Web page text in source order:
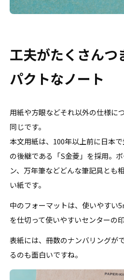
工夫がたくさんつ
パクトなノート
用紙や方眼などそれ以外の仕様に
同じです。
本文用紙は、 100年以上前に日本で
の後継である「S金菱」を採用。
ン、万年筆などどんな筆記具とも
い紙です。
中のフォーマットは、使いやすい
を仕切って使いやすいセンターの
表紙には、冊数のナンバリングが
るのも面白いですね。